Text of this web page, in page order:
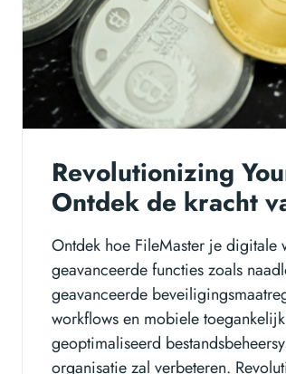
Revolutionizing
Ontdek de kracht
Ontdek hoe FileMaster je digitale
geavanceerde functies zoals
geavanceerde
workflows en mobiele
geoptimaliseerd
organisatie zal verbeteren.